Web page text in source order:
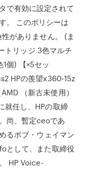
で有効に設定されて
。 このポリシーは
がありません。 (ま
トリッジ 3色マルチ
個) 【×5セッ
HPの羨望x360-15z
（新古未使用）
就任し、HPの取締
尚、暫定ceoであ
るボブ・ウェイマン
として、また取締役
HP Voice-